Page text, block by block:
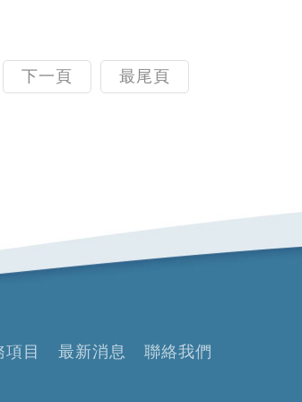
下一頁 最尾頁
項目 最新消息 聯絡我們